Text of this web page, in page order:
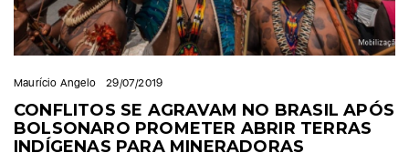
Maurício Angelo 29/07/2019
CONFLITOS SE AGRAVAM NO BRASIL APÓS
BOLSONARO PROMETER ABRIR TERRAS
INDÍGENAS PARA MINERADORAS